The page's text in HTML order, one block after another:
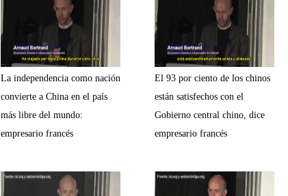
La independencia como nación
convierte a China en el país
más libre del mundo:
empresario francés
El 93 por ciento de los chinos
están satisfechos con el
Gobierno central chino, dice
empresario francés